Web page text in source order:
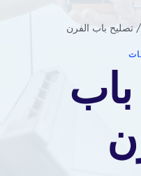
/ تصليح باب الفرن